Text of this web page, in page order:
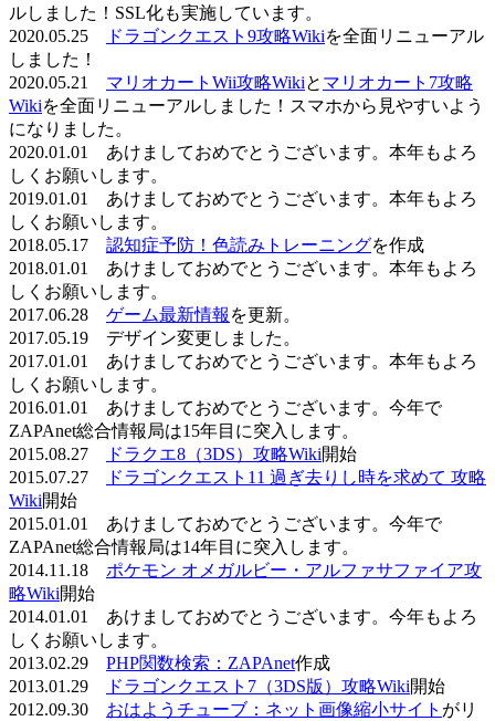
ルしました！SSL化も実施しています。
2020.05.25
ドラゴンクエスト9攻略Wikiを全面リニューアル
しました！
2020.05.21 マリオカートWii攻略Wikiと マリオカート7攻略
Wikiを全面リニューアルしました！スマホから見やすいよう
になりました。
2020.01.01 あけましておめでとうございます。本年もよろ
しくお願いします。
2019.01.01 あけましておめでとうございます。本年もよろ
しくお願いします。
2018.05.17 認知症予防！色読みトレーニングを作成
2018.01.01 あけましておめでとうございます。本年もよろ
しくお願いします。
2017.06.28 ゲーム最新情報 を更新。
2017.05.19 デザイン変更しました。
2017.01.01 あけましておめでとうございます。本年もよろ
しくお願いします。
2016.01.01 あけましておめでとうございます。今年で
ZAPAnet総合情報局は15年目に突入します。
2015.08.27
ドラクエ8（3DS）攻略Wiki開始
2015.07.27
ドラゴンクエスト11 過ぎ去りし時を求めて 攻略
Wiki開始
2015.01.01 あけましておめでとうございます。今年で
ZAPAnet総合情報局は14年目に突入します。
2014.11.18 ポケモン オメガルビー・アルファサファイア攻
略Wiki開始
2014.01.01 あけましておめでとうございます。今年もよろ
しくお願いします。
2013.02.29 PHP関数検索：ZAPAnet作成
2013.01.29
ドラゴンクエスト7（3DS版）攻略Wiki開始
2012.09.30 おはようチューブ：ネット画像縮小サイト がリ